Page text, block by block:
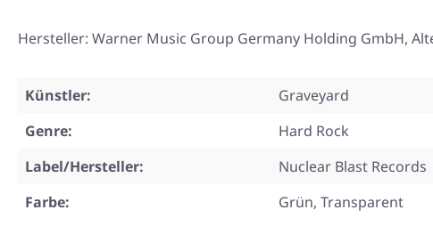
Hersteller: Warner Music Group Germany Holding GmbH,
Künstler:
Graveyard
Genre:
Hard Rock
Label/Hersteller:
Nuclear Blast Records
Farbe:
Grün, Transparent